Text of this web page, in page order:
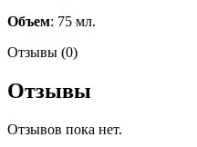
Объем: 75 мл.
Отзывы (0)
Отзывы
Отзывов пока нет.